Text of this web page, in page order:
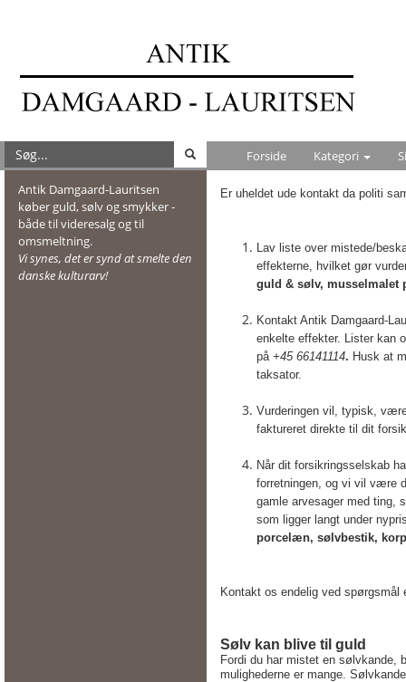
Forside Kategori
Antik Damgaard-Lauritsen
køber guld, sølv og smykker -
både til videresalg og til
omsmeltning.
Vi synes, det er synd at smelte den
danske kulturarv!
Er uheldet ude kontakt da politi
Lav liste over mistede/
effekterne, hvilket gør
guld & sølv,
Kontakt Antik Damgaard-
enkelte effekter. Lister kan
på+45 66141114. Husk at
taksator.
Vurderingen vil, typisk,
faktureret direkte til dit
Når dit forsikringsselskab
forretningen, og vi vil være
gamle arvesager med ting,
som ligger langt under
porcelæn, sølvbestik,
Kontakt os endelig ved spørgsmål
Sølv kan blive til guld
Fordi du har mistet en sølvkande,
mulighederne er mange.